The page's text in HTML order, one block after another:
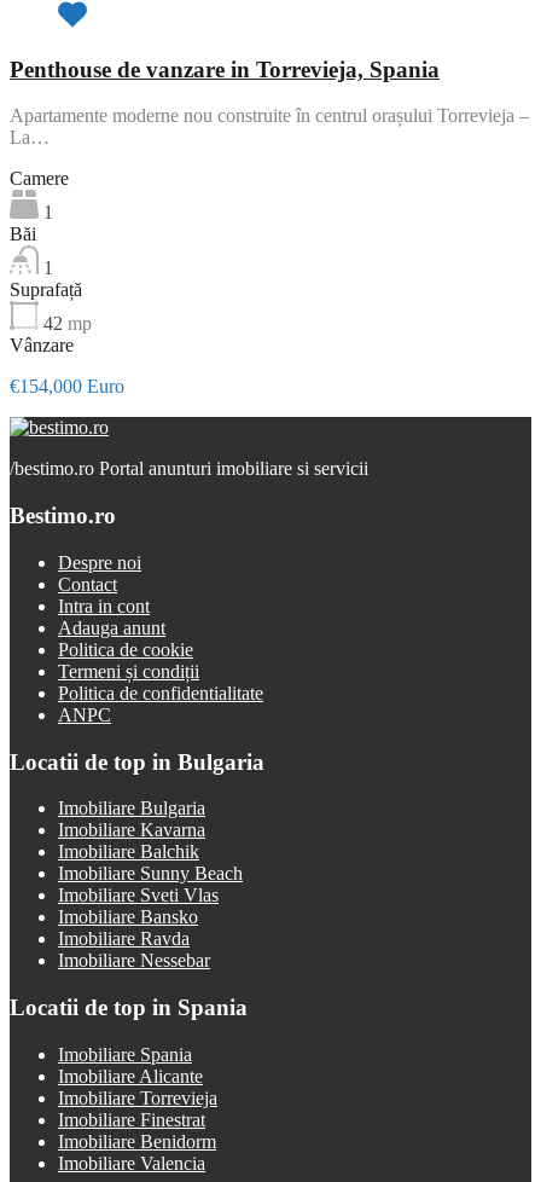
Penthouse de vanzare in Torrevieja, Spania
Apartamente moderne nou construite în centrul orașului Torrevieja –
La…
Camere
1
Băi
1
Suprafață
42 mp
Vânzare
€154,000 Euro
/bestimo.ro Portal anunturi imobiliare si servicii
Bestimo.ro
Despre noi
Contact
Intra in cont
Adauga anunt
Politica de cookie
Termeni și condiții
Politica de confidentialitate
ANPC
Locatii de top in Bulgaria
Imobiliare Bulgaria
Imobiliare Kavarna
Imobiliare Balchik
Imobiliare Sunny Beach
Imobiliare Sveti Vlas
Imobiliare Bansko
Imobiliare Ravda
Imobiliare Nessebar
Locatii de top in Spania
Imobiliare Spania
Imobiliare Alicante
Imobiliare Torrevieja
Imobiliare Finestrat
Imobiliare Benidorm
Imobiliare Valencia